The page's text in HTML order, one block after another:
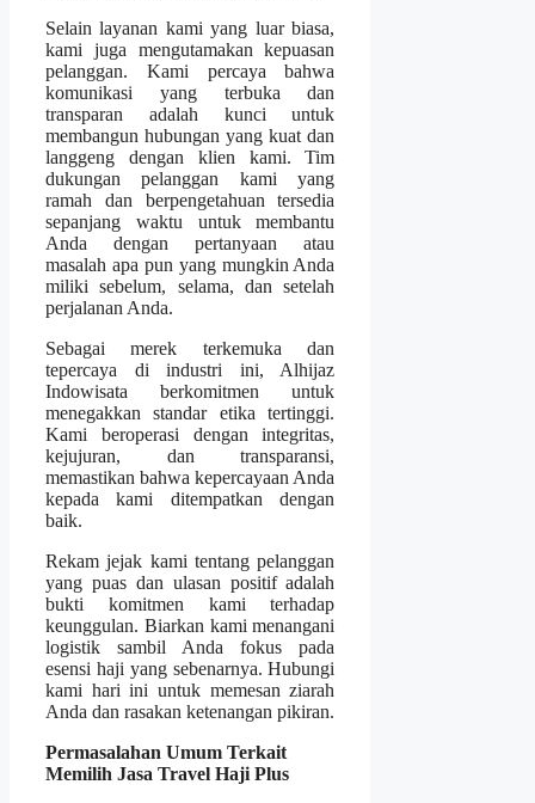
Selain layanan kami yang luar biasa,
kami juga mengutamakan kepuasan
pelanggan. Kami percaya bahwa
komunikasi yang terbuka dan
transparan adalah kunci untuk
membangun hubungan yang kuat dan
langgeng dengan klien kami. Tim
dukungan pelanggan kami yang
ramah dan berpengetahuan tersedia
sepanjang waktu untuk membantu
Anda dengan pertanyaan atau
masalah apa pun yang mungkin Anda
miliki sebelum, selama, dan setelah
perjalanan Anda.
Sebagai merek terkemuka dan
tepercaya di industri ini, Alhijaz
Indowisata berkomitmen untuk
menegakkan standar etika tertinggi.
Kami beroperasi dengan integritas,
kejujuran, dan transparansi,
memastikan bahwa kepercayaan Anda
kepada kami ditempatkan dengan
baik.
Rekam jejak kami tentang pelanggan
yang puas dan ulasan positif adalah
bukti komitmen kami terhadap
keunggulan. Biarkan kami menangani
logistik sambil Anda fokus pada
esensi haji yang sebenarnya. Hubungi
kami hari ini untuk memesan ziarah
Anda dan rasakan ketenangan pikiran.
Permasalahan Umum Terkait
Memilih Jasa Travel Haji Plus